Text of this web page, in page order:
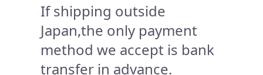
If shipping outside
Japan,the only payment
method we accept is bank
transfer in advance.